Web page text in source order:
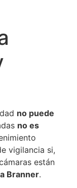
no puede
no es
vigilancia si,
están
Branner.